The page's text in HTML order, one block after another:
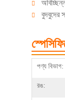
বুদবুদের
পণ্য বিভাগ:
রঙ: